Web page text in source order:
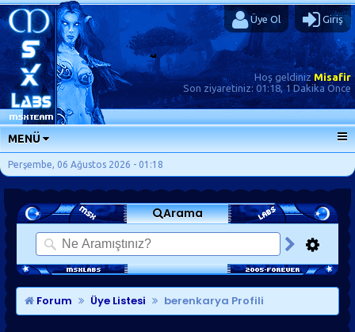
Üye Ol Giriş
Hoş geldinizMisafir
Son ziyaretiniz: 01:18, 1 Dakika Önce
MENÜ
ANA SAYFA
FORUMLAR
SORU-CEVAP
GÜNLÜKLER
SON MESAJLAR
KISAYOLLAR
Perşembe, 06 Ağustos 2026 - 01:18
Arama
Forum Üye Listesi berenkarya Profili